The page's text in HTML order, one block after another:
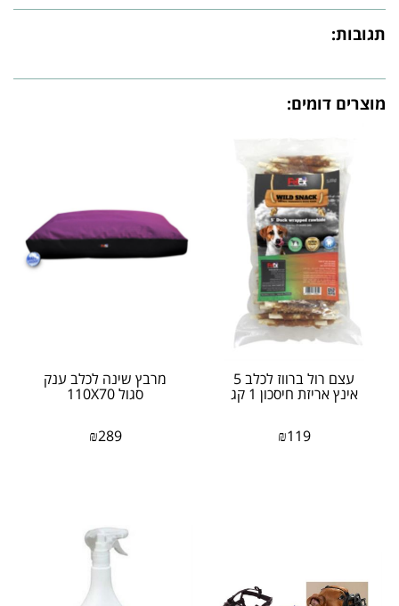
תגובות:
מוצרים דומים:
עצם רול ברווז לכלב 5
אינץ אריזת חיסכון 1 קג
₪119
מרבץ שינה לכלב ענק
סגול 110X70
₪289